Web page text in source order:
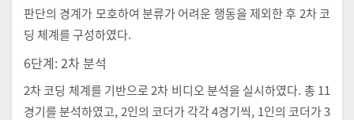
판단의 경계가 모호하여 분류가 어려운 행동을 제외한 후 2차 코
딩 체계를 구성하였다.
6단계: 2차 분석
2차 코딩 체계를 기반으로 2차 비디오 분석을 실시하였다. 총 11
경기를 분석하였고, 2인의 코더가 각각 4경기씩, 1인의 코더가 3